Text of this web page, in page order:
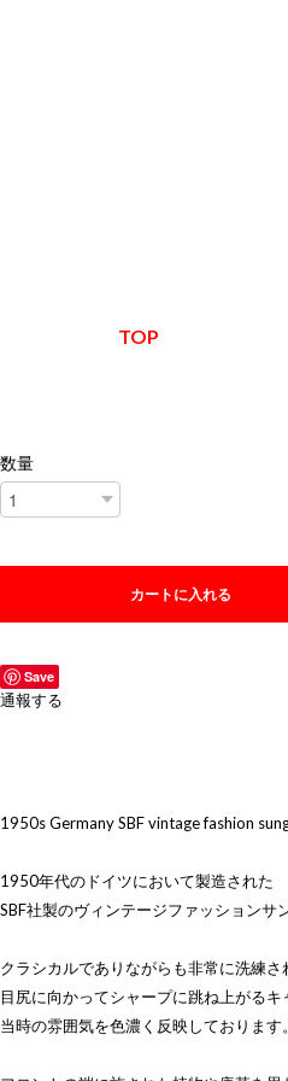
TOP
数量
カートに入れる
Save
通報する
1950s Germany SBF vintage fashion
1950年代のドイツにおいて製造された
SBF社製のヴィンテージファッションサ
クラシカルでありながらも非常に洗練
目尻に向かってシャープに跳ね上がる
当時の雰囲気を色濃く反映しております。